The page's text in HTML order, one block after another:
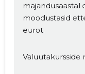
majandusaastal
moodustasid
eurot.
Valuutakursside